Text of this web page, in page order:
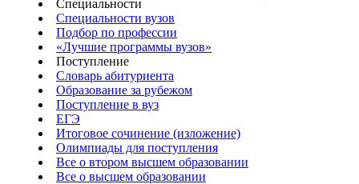
Специальности
Специальности вузов
Подбор по профессии
«Лучшие программы вузов»
Поступление
Словарь абитуриента
Образование за рубежом
Поступление в вуз
ЕГЭ
Итоговое сочинение (изложение)
Олимпиады для поступления
Все о втором высшем образовании
Все о высшем образовании